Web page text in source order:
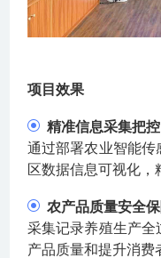
项目效果
精准信息采集把控
通过部署农业智能传
区数据信息可视化，
农产品质量安全
采集记录养殖生产全
产品质量和提升消费